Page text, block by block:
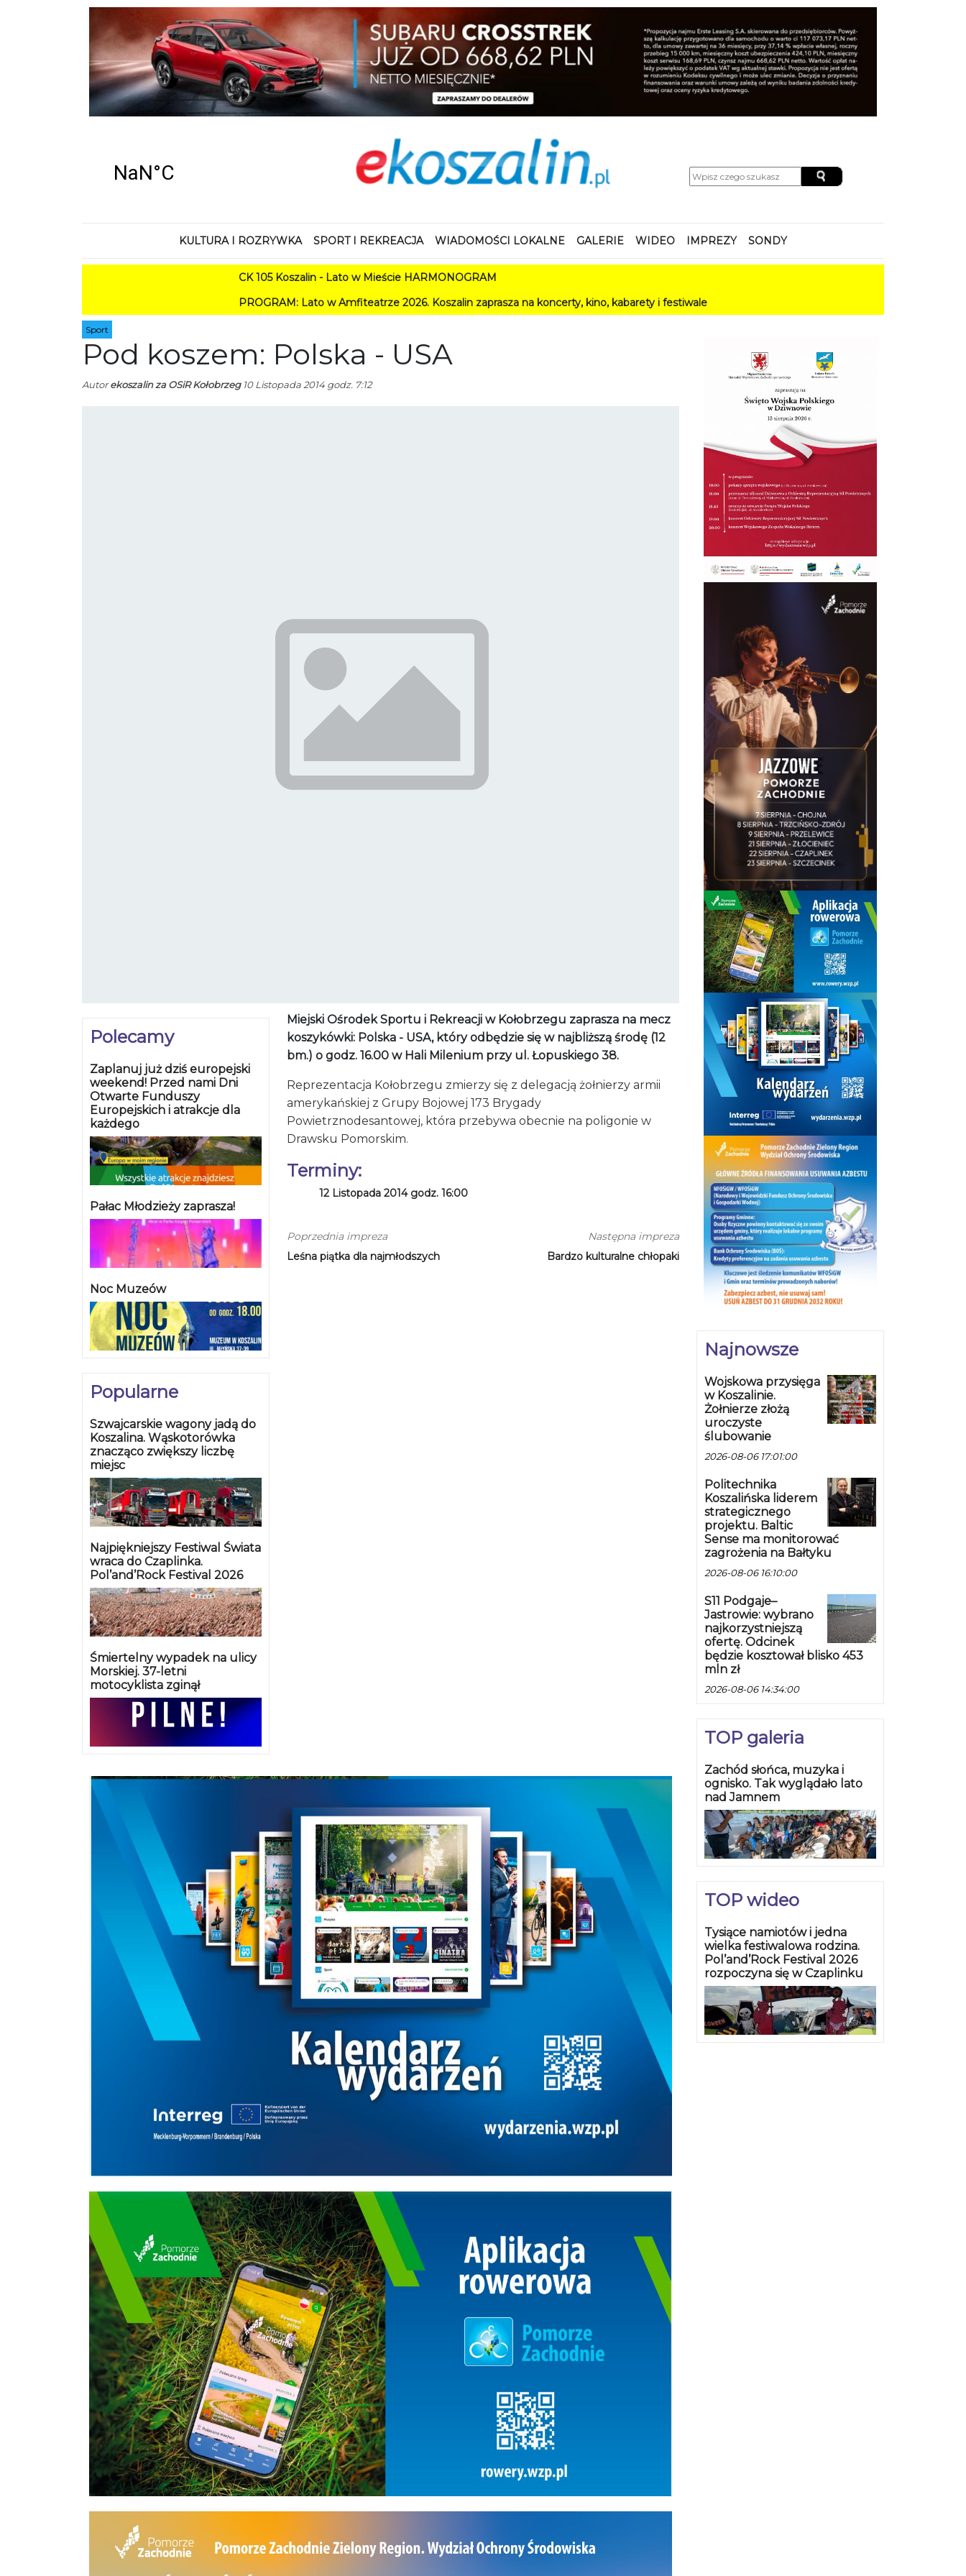
KULTURA I ROZRYWKA SPORT I REKREACJA WIADOMOŚCI LOKALNE GALERIE WIDEO IMPREZY SONDY
CK 105 Koszalin - Lato w Mieście HARMONOGRAM
PROGRAM: Lato w Amfiteatrze 2026. Koszalin zaprasza na koncerty, kino, kabarety i festiwale
Sport
Pod koszem: Polska - USA
Autorekoszalin za OSiR Kołobrzeg10 Listopada 2014 godz. 7:12
Polecamy
Zaplanuj już dziś europejski
weekend! Przed nami Dni
Otwarte Funduszy
Europejskich i atrakcje dla
każdego
Pałac Młodzieży zaprasza!
Noc Muzeów
Popularne
Szwajcarskie wagony jadą do
Koszalina. Wąskotorówka
znacząco zwiększy liczbę
miejsc
Najpiękniejszy Festiwal Świata
wraca do Czaplinka.
Pol’and’Rock Festival 2026
Śmiertelny wypadek na ulicy
Morskiej. 37-letni
motocyklista zginął
Miejski Ośrodek Sportu i Rekreacji w Kołobrzegu zaprasza na mecz
koszykówki: Polska - USA, który odbędzie się w najbliższą środę (12
bm.) o godz. 16.00 w Hali Milenium przy ul. Łopuskiego 38.
Reprezentacja Kołobrzegu zmierzy się z delegacją żołnierzy armii
amerykańskiej z Grupy Bojowej 173 Brygady
Powietrznodesantowej, która przebywa obecnie na poligonie w
Drawsku Pomorskim.
Terminy:
12 Listopada 2014 godz. 16:00
Poprzednia impreza
Leśna piątka dla najmłodszych
Następna impreza
Bardzo kulturalne chłopaki
Najnowsze
Wojskowa przysięga
w Koszalinie.
Żołnierze złożą
uroczyste
ślubowanie
2026-08-06 17:01:00
Politechnika
Koszalińska liderem
strategicznego
projektu. Baltic
Sense ma monitorować
zagrożenia na Bałtyku
2026-08-06 16:10:00
S11 Podgaje–
Jastrowie: wybrano
najkorzystniejszą
ofertę. Odcinek
będzie kosztował blisko 453
mln zł
2026-08-06 14:34:00
TOP galeria
Zachód słońca, muzyka i
ognisko. Tak wyglądało lato
nad Jamnem
TOP wideo
Tysiące namiotów i jedna
wielka festiwalowa rodzina.
Pol’and’Rock Festival 2026
rozpoczyna się w Czaplinku